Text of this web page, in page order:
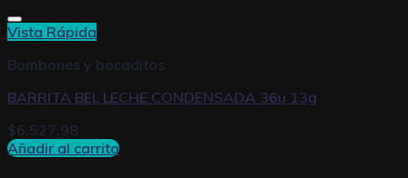
Vista Rápida
Bombones y bocaditos
BARRITA BEL LECHE CONDENSADA 36u 13g
$6.527,98
Añadir al carrito